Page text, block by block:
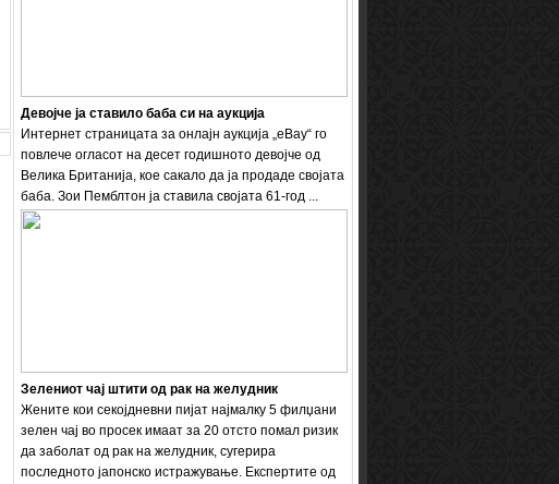
Девојче ја ставило баба си на аукција
Интернет страницата за онлајн аукција „eBay“ го
повлече огласот на десет годишното девојче од
Велика Британија, кое сакало да ја продаде својата
баба. Зои Пемблтон ја ставила својата 61-год ...
Зелениот чај штити од рак на желудник
Жените кои секојдневни пијат најмалку 5 филџани
зелен чај во просек имаат за 20 отсто помал ризик
да заболат од рак на желудник, сугерира
последното јапонско истражување. Експертите од